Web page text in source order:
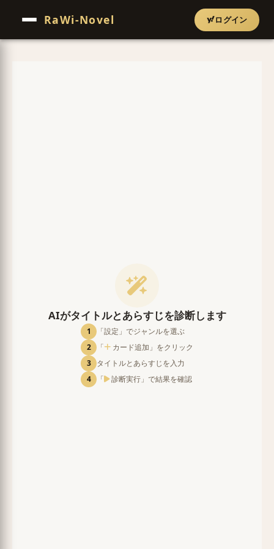
RaWi-Novel ログイン
AIがタイトルとあらすじを診断します
1
「設定」でジャンルを選ぶ
2
「
カード追加」をクリック
3
タイトルとあらすじを入力
4
「 診断実行」で結果を確認